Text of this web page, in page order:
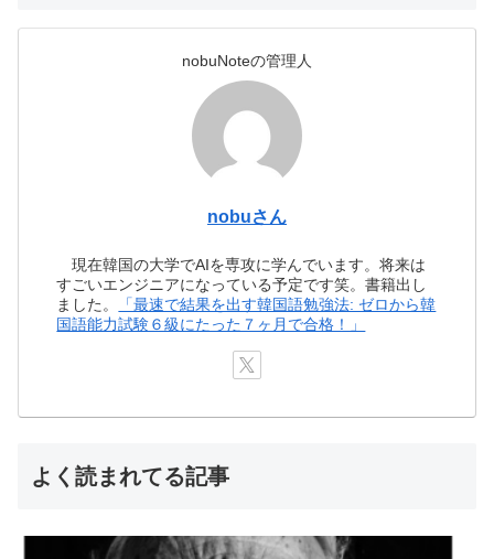
nobuNoteの管理人
nobuさん
現在韓国の大学でAIを専攻に学んでいます。将来は
すごいエンジニアになっている予定です笑。書籍出し
ました。
「最速で結果を出す韓国語勉強法: ゼロから韓
国語能力試験６級にたった７ヶ月で合格！」
よく読まれてる記事